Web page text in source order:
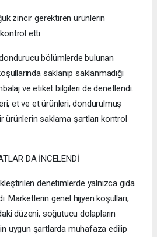
zincir gerektiren ürünlerin
etti.
bölümlerde bulunan
saklanıp saklanmadığı
ve etiket bilgileri de denetlendi.
et ve et ürünleri, dondurulmuş
ürünlerin saklama şartları kontrol
DA İNCELENDİ
denetimlerde yalnızca gıda
Marketlerin genel hijyen koşulları,
düzeni, soğutucu dolapların
uygun şartlarda muhafaza edilip